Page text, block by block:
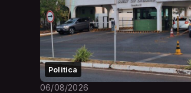
Politica
06/08/2026